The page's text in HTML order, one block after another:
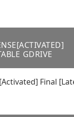
GDRIVE